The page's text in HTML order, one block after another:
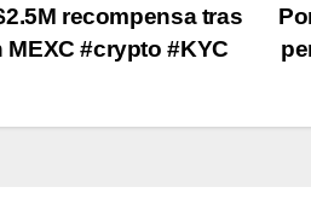
recompensa tras
#crypto #KYC